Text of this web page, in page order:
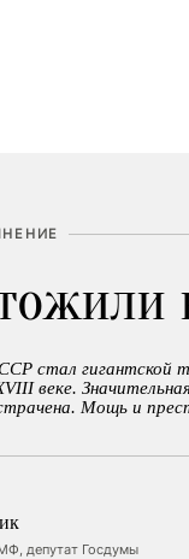
стал гигантской
веке.
Мощь и
депутат Госдумы